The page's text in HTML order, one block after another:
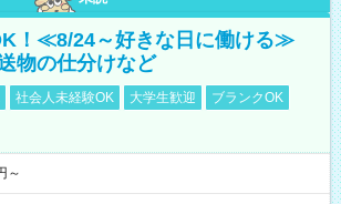
！≪8/24～好きな日に働ける≫
物の仕分けなど
社会人未経験OK 大学生歓迎
ブランクOK
～